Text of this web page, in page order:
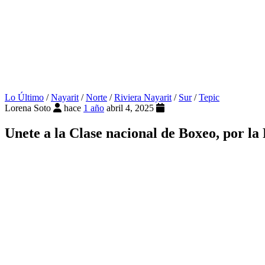
Lo Último /Nayarit/Norte /Riviera Nayarit/ Sur/Tepic
Lorena Soto
hace 1 año abril 4, 2025
Unete a la Clase nacional de Boxeo, por la